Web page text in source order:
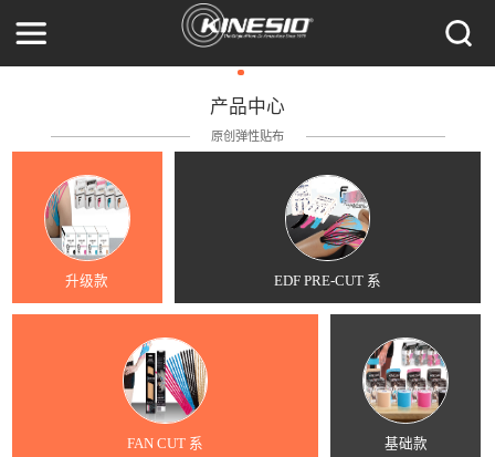
产品中心
原创弹性贴布
升级款 EDF PRE-CUT 系
FAN CUT 系 基础款